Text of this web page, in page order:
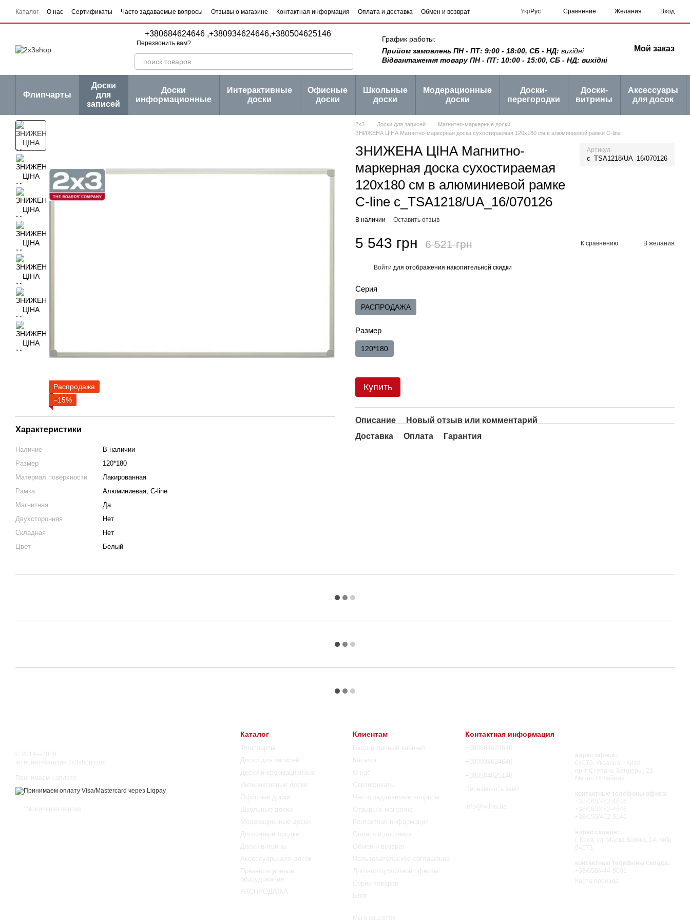
Перейти к основному контенту
Каталог О нас Сертификаты Часто задаваемые вопросы Отзывы о магазине Контактная информация Оплата и доставка
Обмен и возврат
Пользовательское соглашение
Договор публичной оферты Серии товаров Блог
Укр Рус Сравнение Желания Вход
+380684624646 ,+380934624646,+380504625146
Перезвонить вам?
График работы:
Прийом замовлень ПН - ПТ: 9:00 - 18:00, СБ - НД: вихідні
Відвантаження товару ПН - ПТ: 10:00 - 15:00, СБ - НД: вихідні
Мой заказ
Флипчарты
Доски
для
записей
Доски
информационные
Интерактивные
доски
Офисные
доски
Школьные
доски
Модерационные
доски
Доски-
перегородки
Доски-
витрины
Аксессуары
для досок
Распродажа
−15%
Характеристики
Наличие
В наличии
Размер
120*180
Материал поверхности
Лакированная
Рамка
Алюминиевая, C-line
Магнитная
Да
Двухсторонняя
Нет
Складная
Нет
Цвет
Белый
2х3 Доски для записей
Магнитно-маркерные доски
ЗНИЖЕНА ЦІНА Магнитно-маркерная доска сухостираемая 120x180 см в алюминиевой рамке C-line
ЗНИЖЕНА ЦІНА Магнитно-
маркерная доска сухостираемая
120x180 см в алюминиевой рамке
C-line c_TSA1218/UA_16/070126
Артикул
c_TSA1218/UA_16/070126
В наличии Оставить отзыв
5 543 грн 6 521 грн К сравнению В желания
Войти для отображения накопительной скидки
Серия
РАСПРОДАЖА
Размер
120*180
Купить
Описание
Новый отзыв или комментарий
Доставка
Оплата Гарантия
© 2014—2026
інтернет-магазин 2x3shop.com
Принимаем к оплате
Мобильная версия
Каталог
Флипчарты
Доски для записей
Доски информационные
Интерактивные доски
Офисные доски
Школьные доски
Модерационные доски
Доски-перегородки
Доски-витрины
Аксессуары для досок
Презентационное
оборудование
РАСПРОДАЖА
Клиентам
Вход в личный кабинет
Каталог
О нас
Сертификаты
Часто задаваемые вопросы
Отзывы о магазине
Контактная информация
Оплата и доставка
Обмен и возврат
Пользовательское соглашение
Договор публичной оферты
Серии товаров
Блог
Мы в соцсетях
Контактная информация
+380684624646
+380934624646
+380504625146
Перезвонить вам?
info@wilno.ua
адрес офиса:
04076, Украина, г.Киев
пр-т Степана Бандеры, 23
Метро Почайная
контактные телефоны офиса:
+38/068/462-4646
+38/093/462-4646
+38/050/462-5146
адрес склада:
г. Киев, ул. Марка Вовчка, 14, Київ,
04073
контактные телефоны склада:
+38/050/444-8001
Карта проезда